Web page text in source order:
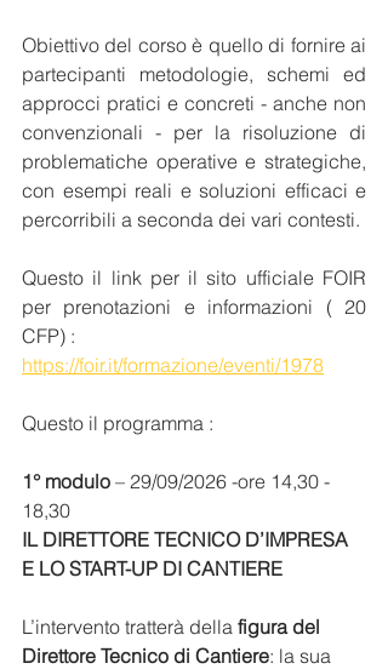
Obiettivo del corso è quello di fornire ai
partecipanti metodologie, schemi ed
approcci pratici e concreti - anche non
convenzionali - per la risoluzione di
problematiche operative e strategiche,
con esempi reali e soluzioni efficaci e
percorribili a seconda dei vari contesti.
Questo il link per il sito ufficiale FOIR
per prenotazioni e informazioni ( 20
CFP) :
https://foir.it/formazione/eventi/1978
Questo il programma :
1° modulo – 29/09/2026 -ore 14,30 -
18,30
IL DIRETTORE TECNICO D’IMPRESA
E LO START-UP DI CANTIERE
L’intervento tratterà della figura del
Direttore Tecnico di Cantiere: la sua